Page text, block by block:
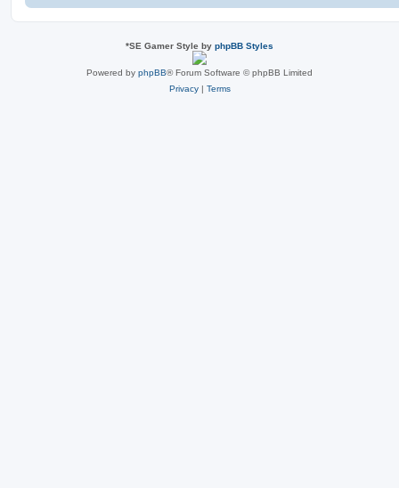
*SE Gamer Style by phpBB Styles
Powered by phpBB® Forum Software © phpBB Limited
Privacy | Terms